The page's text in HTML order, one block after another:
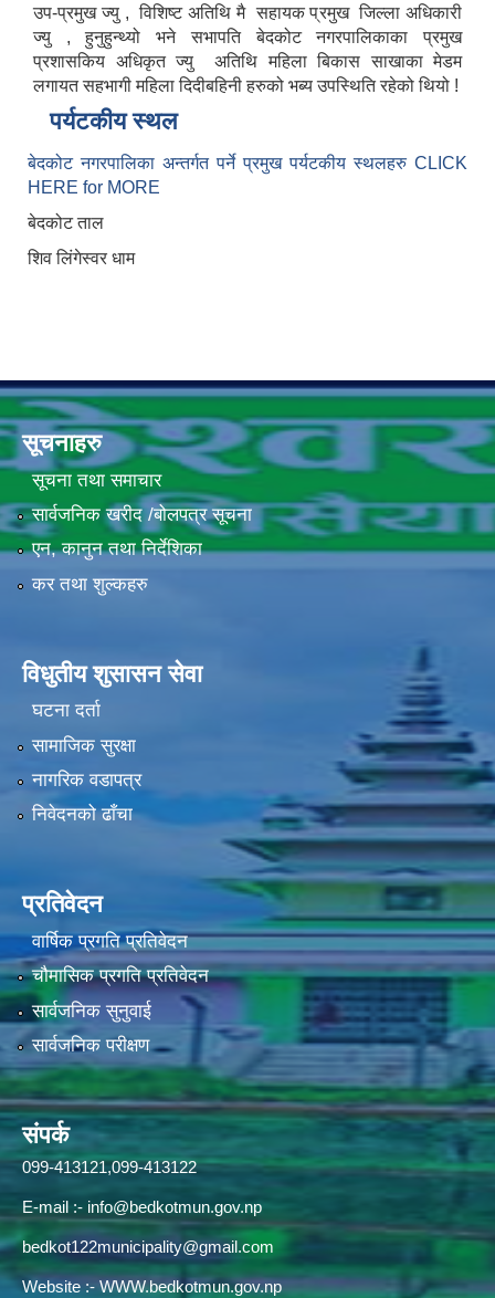
उप-प्रमुख ज्यु , विशिष्ट अतिथि मै सहायक प्रमुख जिल्ला अधिकारी
ज्यु , हुनुहुन्थ्यो भने सभापति बेदकोट नगरपालिकाका प्रमुख
प्रशासकिय अधिकृत ज्यु अतिथि महिला बिकास साखाका मेडम
लगायत सहभागी महिला दिदीबहिनी हरुको भब्य उपस्थिति रहेको थियो !
पर्यटकीय स्थल
बेदकोट नगरपालिका अन्तर्गत पर्ने प्रमुख पर्यटकीय स्थलहरु CLICK
HERE for MORE
बेदकोट ताल
शिव लिंगेस्वर धाम
सूचनाहरु
सूचना तथा समाचार
सार्वजनिक खरीद /बोलपत्र सूचना
एन, कानुन तथा निर्देशिका
कर तथा शुल्कहरु
विधुतीय शुसासन सेवा
घटना दर्ता
सामाजिक सुरक्षा
नागरिक वडापत्र
निवेदनको ढाँचा
प्रतिवेदन
वार्षिक प्रगति प्रतिवेदन
चौमासिक प्रगति प्रतिवेदन
सार्वजनिक सुनुवाई
सार्वजनिक परीक्षण
संपर्क
099-413121,099-413122
E-mail :- info@bedkotmun.gov.np
bedkot122municipality@gmail.com
Website :- WWW.bedkotmun.gov.np